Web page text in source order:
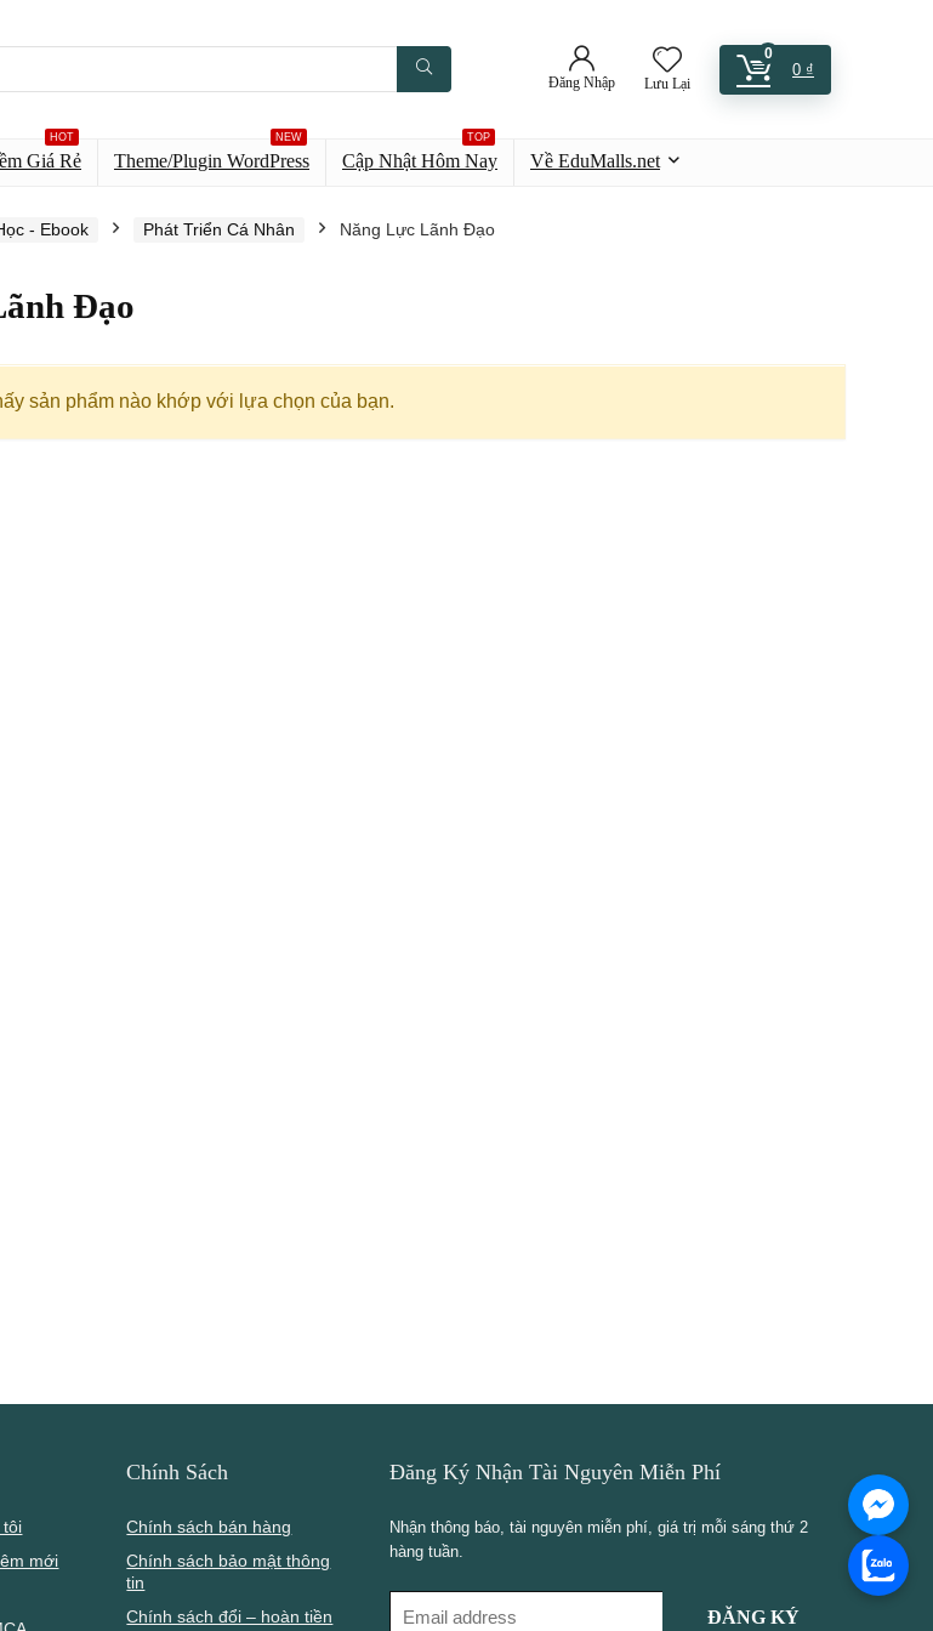
Đăng Nhập Lưu Lại
0
0 ₫
HOT
Giá Rẻ
NEW
Theme/Plugin WordPress
TOP
Cập Nhật Hôm Nay Về EduMalls.net
- Ebook Phát Triển Cá Nhân Năng Lực Lãnh Đạo
Đạo
sản phẩm nào khớp với lựa chọn của bạn.
tôi
mới
Chính Sách
Chính sách bán hàng
Chính sách bảo mật thông
tin
Chính sách đổi – hoàn tiền
Đăng Ký Nhận Tài Nguyên Miễn Phí
Nhận thông báo, tài nguyên miễn phí, giá trị mỗi sáng thứ 2
hàng tuần.